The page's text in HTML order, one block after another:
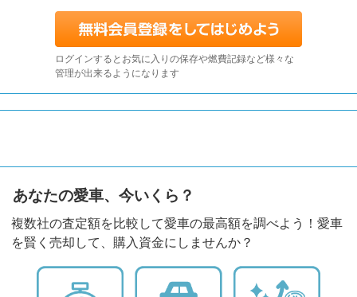
ログインするとお気に入りの保存や燃費記録など様々な
管理が出来るようになります
あなたの愛車、今いくら？
複数社の査定額を比較して愛車の最高額を調べよう！愛車
を賢く売却して、購入資金にしませんか？